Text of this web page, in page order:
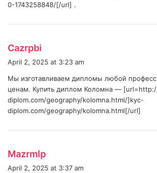
0-1743258848/[/url] .
Cazrpbi
a
s
:
April 2, 2025 at 3:23 am
Мы изготавливаем дипломы любой
ценам. Купить диплом Коломна —
diplom.com/geography/kolomna.html/]kyc-
diplom.com/geography/kolomna.html[/url]
Mazrmlp
a
April 2, 2025 at 3:37 am